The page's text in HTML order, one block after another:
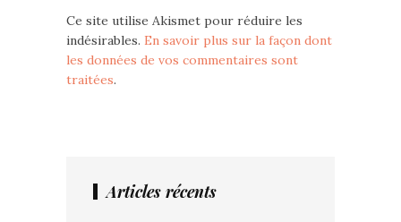
Ce site utilise Akismet pour réduire les
indésirables. En savoir plus sur la façon dont
les données de vos commentaires sont
traitées.
Articles récents